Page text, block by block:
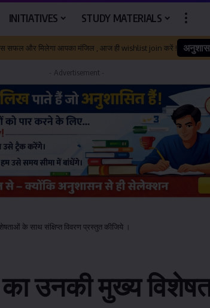
INITIATIVES STUDY MATERIALS
सफल और मिलेगा आपका मंजिल , आज ही wishlist join करें !
- Advertisement -
के साथ संक्षिप्त विवरण प्रस्तुत कीजिये ।
उनकी मुख्य